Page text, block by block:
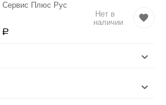
Сервис Плюс Рус
Р
Нет в
наличии